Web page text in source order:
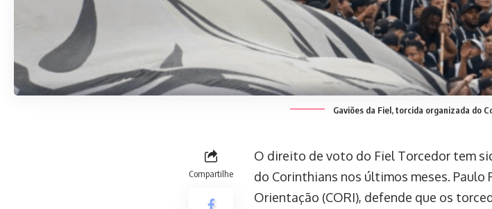
Gaviões da Fiel, torcida organizada do
Compartilhe
O direito de voto do Fiel Torcedor tem
do Corinthians nos últimos meses. Paulo
Orientação (CORI), defende que os